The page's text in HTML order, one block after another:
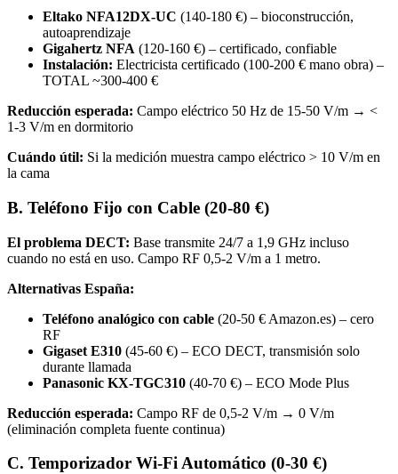
Eltako NFA12DX-UC (140-180 €) – bioconstrucción,
autoaprendizaje
Gigahertz NFA (120-160 €) – certificado, confiable
Instalación: Electricista certificado (100-200 € mano obra) –
TOTAL ~300-400 €
Reducción esperada: Campo eléctrico 50 Hz de 15-50 V/m → <
1-3 V/m en dormitorio
Cuándo útil: Si la medición muestra campo eléctrico > 10 V/m en
la cama
B. Teléfono Fijo con Cable (20-80 €)
El problema DECT: Base transmite 24/7 a 1,9 GHz incluso
cuando no está en uso. Campo RF 0,5-2 V/m a 1 metro.
Alternativas España:
Teléfono analógico con cable (20-50 € Amazon.es) – cero
RF
Gigaset E310 (45-60 €) – ECO DECT, transmisión solo
durante llamada
Panasonic KX-TGC310 (40-70 €) – ECO Mode Plus
Reducción esperada: Campo RF de 0,5-2 V/m → 0 V/m
(eliminación completa fuente continua)
C. Temporizador Wi-Fi Automático (0-30 €)